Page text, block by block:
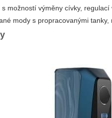
možností výměny cívky,
mody s propracovanými